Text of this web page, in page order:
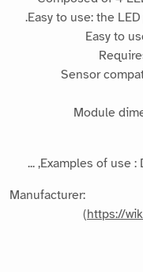
Easy to use: the
Easy to
Sensor
Module
Examples of use :
(https://